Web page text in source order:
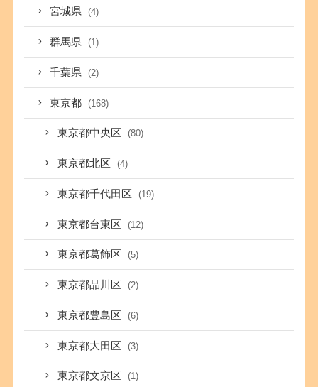
宮城県 (4)
群馬県 (1)
千葉県 (2)
東京都 (168)
東京都中央区 (80)
東京都北区 (4)
東京都千代田区 (19)
東京都台東区 (12)
東京都葛飾区 (5)
東京都品川区 (2)
東京都豊島区 (6)
東京都大田区 (3)
東京都文京区 (1)